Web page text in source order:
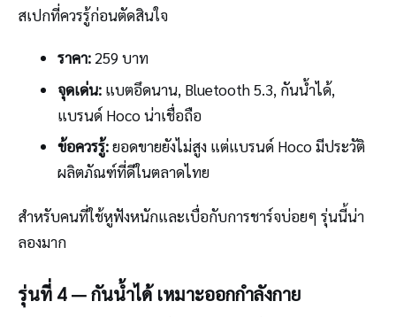
สเปกที่ควรรู้ก่อนตัดสินใจ
ราคา:259 บาท
จุดเด่น:แบตอึดนาน, Bluetooth 5.3, กันน้ำได้,
แบรนด์ Hoco น่าเชื่อถือ
ข้อควรรู้:ยอดขายยังไม่สูง แต่แบรนด์ Hoco มีประวัติ
ผลิตภัณฑ์ที่ดีในตลาดไทย
สำหรับคนที่ใช้หูฟังหนักและเบื่อกับการชาร์จบ่อยๆ รุ่นนี้น่า
ลองมาก
รุ่นที่ 4 — กันน้ำได้ เหมาะออกกำลังกาย